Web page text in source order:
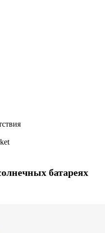
батареях